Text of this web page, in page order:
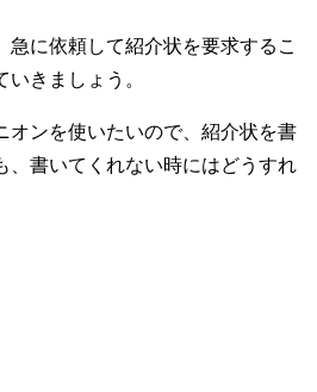
急に依頼して紹介状を要求するこ
きましょう。
オンを使いたいので、紹介状を書
、書いてくれない時にはどうすれ